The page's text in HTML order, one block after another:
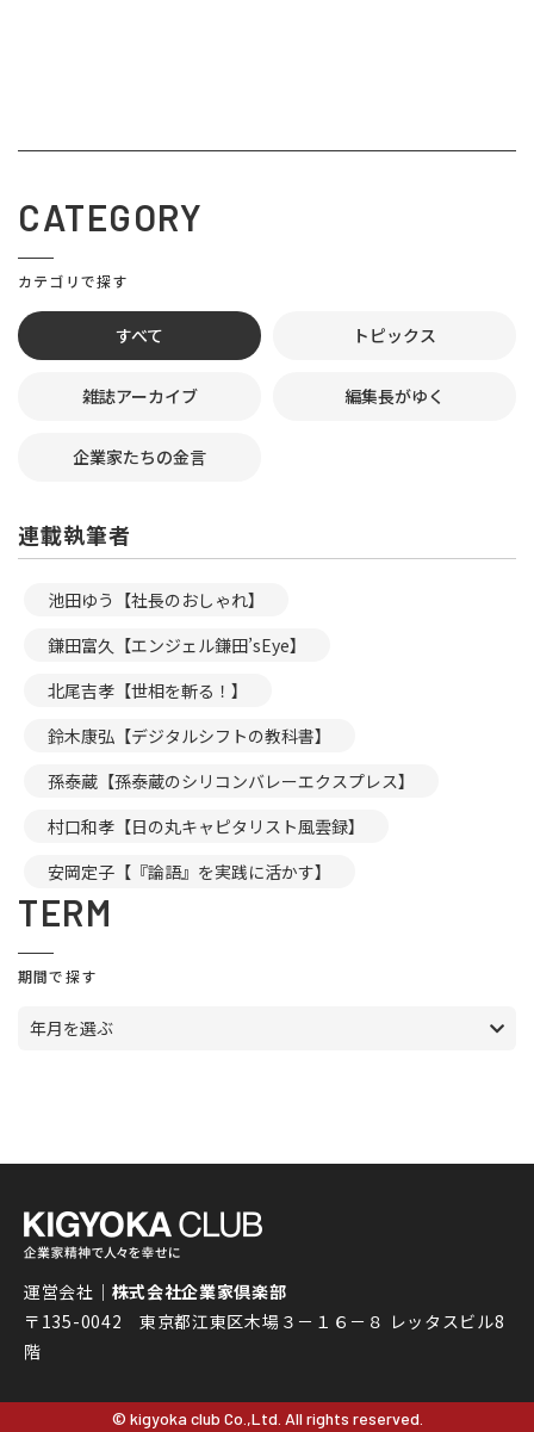
CATEGORY
カテゴリで探す
すべて トピックス
雑誌アーカイブ 編集長がゆく
企業家たちの金言
連載執筆者
池田ゆう【社長のおしゃれ】
鎌田富久【エンジェル鎌田’sEye】
北尾吉孝【世相を斬る！】
鈴木康弘【デジタルシフトの教科書】
孫泰蔵【孫泰蔵のシリコンバレーエクスプレス】
村口和孝【日の丸キャピタリスト風雲録】
安岡定子【『論語』を実践に活かす】
TERM
期間で探す
年月を選ぶ
運営会社｜ 株式会社企業家倶楽部
〒135-0042 東京都江東区木場３－１６－８ レッタスビル8
階
© kigyoka club Co.,Ltd. All rights reserved.